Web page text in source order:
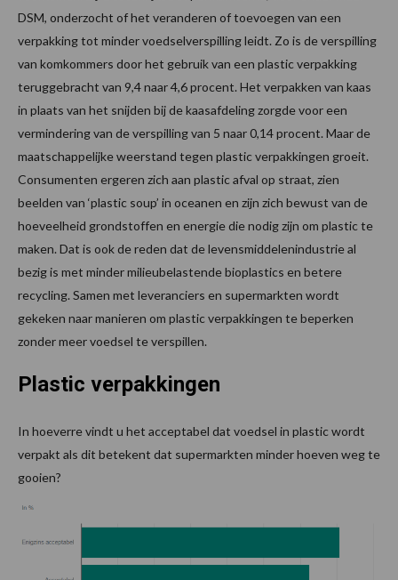
DSM, onderzocht of het veranderen of toevoegen van een
verpakking tot minder voedselverspilling leidt. Zo is de verspilling
van komkommers door het gebruik van een plastic verpakking
teruggebracht van 9,4 naar 4,6 procent. Het verpakken van kaas
in plaats van het snijden bij de kaasafdeling zorgde voor een
vermindering van de verspilling van 5 naar 0,14 procent. Maar de
maatschappelijke weerstand tegen plastic verpakkingen groeit.
Consumenten ergeren zich aan plastic afval op straat, zien
beelden van ‘plastic soup’ in oceanen en zijn zich bewust van de
hoeveelheid grondstoffen en energie die nodig zijn om plastic te
maken. Dat is ook de reden dat de levensmiddelenindustrie al
bezig is met minder milieubelastende bioplastics en betere
recycling. Samen met leveranciers en supermarkten wordt
gekeken naar manieren om plastic verpakkingen te beperken
zonder meer voedsel te verspillen.
Plastic verpakkingen
In hoeverre vindt u het acceptabel dat voedsel in plastic wordt
verpakt als dit betekent dat supermarkten minder hoeven weg te
gooien?